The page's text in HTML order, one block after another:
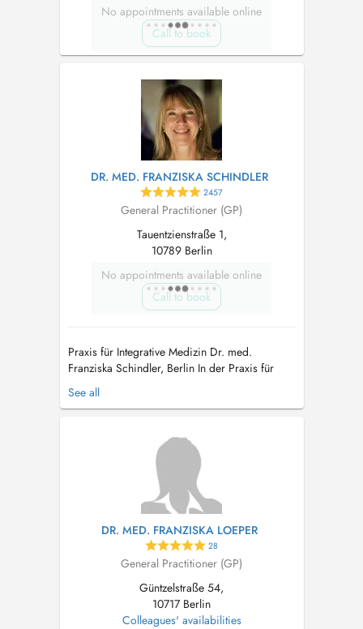
No appointments available online
Call to book
DR. MED. FRANZISKA SCHINDLER
2457
General Practitioner (GP)
Tauentzienstraße 1,
10789 Berlin
No appointments available online
Call to book
Praxis für Integrative Medizin Dr. med.
Franziska Schindler, Berlin In der Praxis für
Integrative Medizin am Wittenbergplatz in
Berlin verbindet Dr. med. Franziska Schindler
naturheilkundlichen Verfahren. Mit über 30
Jahren Erfahrung als Fachärztin für All...
See all
DR. MED. FRANZISKA LOEPER
28
General Practitioner (GP)
Güntzelstraße 54,
10717 Berlin
Colleagues' availabilities